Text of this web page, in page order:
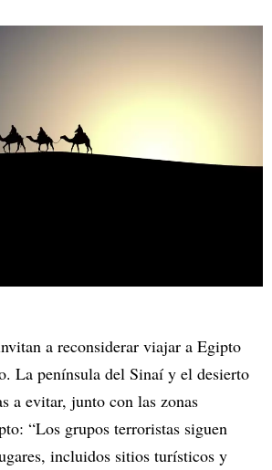
a reconsiderar viajar a Egipto
La península del Sinaí y el desierto
a evitar, junto con las zonas
“Los grupos terroristas siguen
incluidos sitios turísticos y